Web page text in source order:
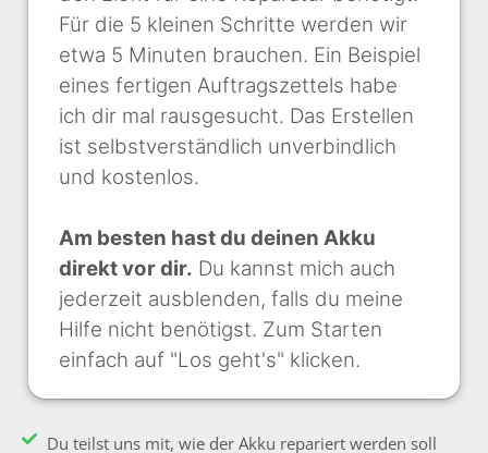
Für die 5 kleinen Schritte werden wir
etwa 5 Minuten brauchen. Ein Beispiel
eines fertigen Auftragszettels habe
ich dir mal rausgesucht. Das Erstellen
ist selbstverständlich unverbindlich
und kostenlos.
Am besten hast du deinen Akku
direkt vor dir. Du kannst mich auch
jederzeit ausblenden, falls du meine
Hilfe nicht benötigst. Zum Starten
einfach auf "Los geht's" klicken.
Du teilst uns mit, wie der Akku repariert werden soll